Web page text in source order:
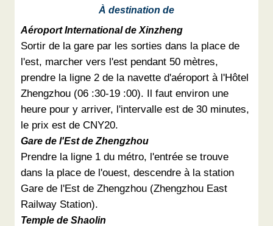
À destination de
Aéroport International de Xinzheng
Sortir de la gare par les sorties dans la place de
l'est, marcher vers l'est pendant 50 mètres,
prendre la ligne 2 de la navette d'aéroport à l'Hôtel
Zhengzhou (06 :30-19 :00). Il faut environ une
heure pour y arriver, l'intervalle est de 30 minutes,
le prix est de CNY20.
Gare de l'Est de Zhengzhou
Prendre la ligne 1 du métro, l'entrée se trouve
dans la place de l'ouest, descendre à la station
Gare de l'Est de Zhengzhou (Zhengzhou East
Railway Station).
Temple de Shaolin